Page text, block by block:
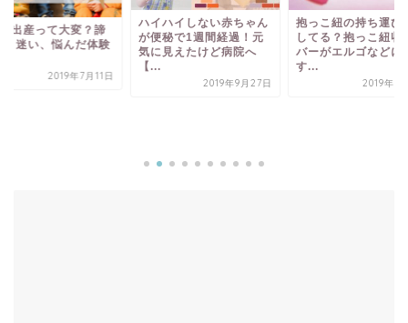
出産って大変？諦
？迷い、悩んだ体験
2019年7月11日
ハイハイしない赤ちゃん
が便秘で1週間経過！元
気に見えたけど病院へ
【...
2019年9月27日
抱っこ紐の持ち運び
してる？抱っこ紐収
バーがエルゴなどに
す...
2019年9